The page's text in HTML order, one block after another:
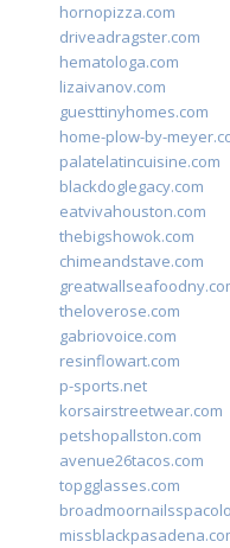
hornopizza.com
driveadragster.com
hematologa.com
lizaivanov.com
guesttinyhomes.com
home-plow-by-
palatelatincuisine.com
blackdoglegacy.com
eatvivahouston.com
thebigshowok.com
chimeandstave.com
theloverose.com
gabriovoice.com
resinflowart.com
p-sports.net
korsairstreetwear.com
petshopallston.com
avenue26tacos.com
topgglasses.com